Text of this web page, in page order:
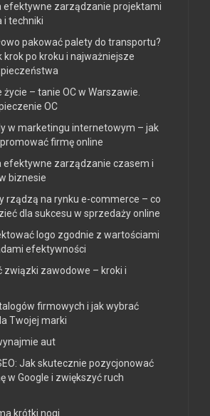
efektywne zarządzanie projektami
i techniki
pakować palety do transportu?
krok po kroku i najważniejsze
życie – tanie OC w Warszawie.
OC
w marketingu internetowym – jak
firmę online
efektywne zarządzanie czasem i
biznesie
rządzą na rynku e-commerce – co
dla sukcesu w sprzedaży online
logo zgodnie z wartościami
efektywności
związki zawodowe – kroki i
firmowych i jak wybrać
Twojej marki
aut
Jak skutecznie pozycjonować
w Google i zwiększyć ruch
krótki nogi